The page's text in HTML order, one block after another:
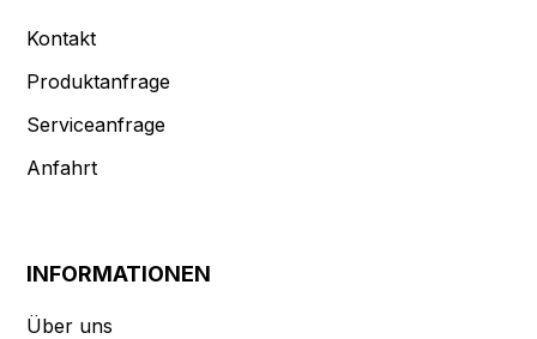
Kontakt
Produktanfrage
Serviceanfrage
Anfahrt
INFORMATIONEN
Über uns